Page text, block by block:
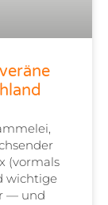
(vormals
wichtige
— und